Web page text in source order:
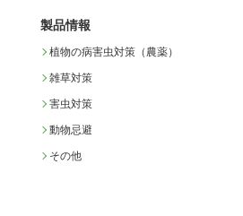
製品情報
植物の病害虫対策（農薬）
雑草対策
害虫対策
動物忌避
その他